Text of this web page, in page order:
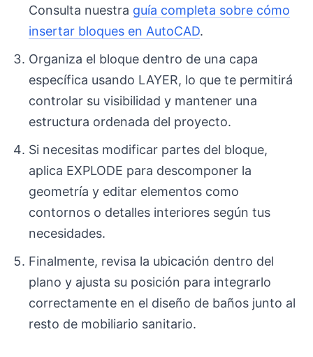
Consulta nuestra guía completa sobre cómo
insertar bloques en AutoCAD.
Organiza el bloque dentro de una capa
específica usando LAYER, lo que te permitirá
controlar su visibilidad y mantener una
estructura ordenada del proyecto.
Si necesitas modificar partes del bloque,
aplica EXPLODE para descomponer la
geometría y editar elementos como
contornos o detalles interiores según tus
necesidades.
Finalmente, revisa la ubicación dentro del
plano y ajusta su posición para integrarlo
correctamente en el diseño de baños junto al
resto de mobiliario sanitario.